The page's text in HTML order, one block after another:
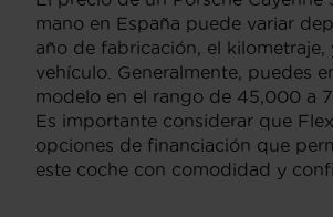
mano en España puede variar
año de fabricación, el kilometraje,
vehículo. Generalmente, puedes
modelo en el rango de 45,000 a
Es importante considerar que
opciones de financiación que
este coche con comodidad y